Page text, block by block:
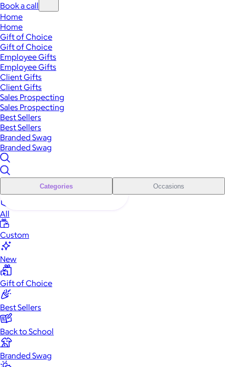
Book a call
Home
Home
Gift of Choice
Gift of Choice
Employee Gifts
Employee Gifts
Client Gifts
Client Gifts
Sales Prospecting
Sales Prospecting
Best Sellers
Best Sellers
Branded Swag
Branded Swag
Categories Occasions
All
Custom
New
Gift of Choice
Best Sellers
Back to School
Branded Swag